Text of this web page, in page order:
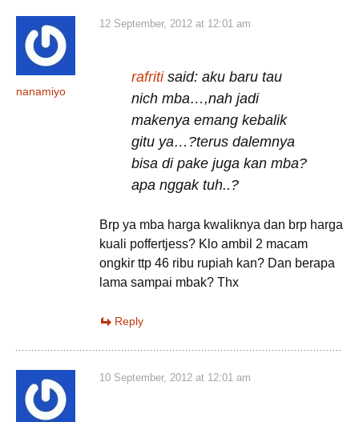
nanamiyo
12 September, 2012 at 12:01 am
rafritisaid: aku baru tau
nich mba…,nah jadi
makenya emang kebalik
gitu ya…?terus dalemnya
bisa di pake juga kan mba?
apa nggak tuh..?
Brp ya mba harga kwaliknya dan brp harga
kuali poffertjess? Klo ambil 2 macam
ongkir ttp 46 ribu rupiah kan? Dan berapa
lama sampai mbak? Thx
Reply
10 September, 2012 at 12:01 am